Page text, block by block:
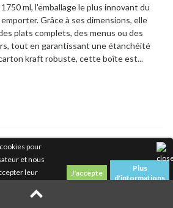
pour
et nous
leur
Plus
d'informations
ml, l'emballage le plus innovant du
Grâce à ses dimensions, elle
plats complets, des menus ou des
tout en garantissant une étanchéité
kraft robuste, cette boîte est...